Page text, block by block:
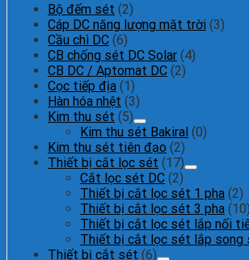
Bộ đếm sét (2)
Cáp DC năng lượng mặt trời (3)
Cầu chì DC (6)
CB chống sét DC Solar (4)
CB DC / Aptomat DC (2)
Cọc tiếp địa (1)
Hàn hóa nhệt (3)
Kim thu sét (5)
Kim thu sét Bakiral (0)
Kim thu sét tiên đạo (2)
Thiết bị cắt lọc sét (17)
Cắt lọc sét DC (2)
Thiết bị cắt lọc sét 1 pha (2)
Thiết bị cắt lọc sét 3 pha (10)
Thiết bị cắt lọc sét lắp nối
Thiết bị cắt lọc sét lắp song
Thiết bị cắt sét (6)